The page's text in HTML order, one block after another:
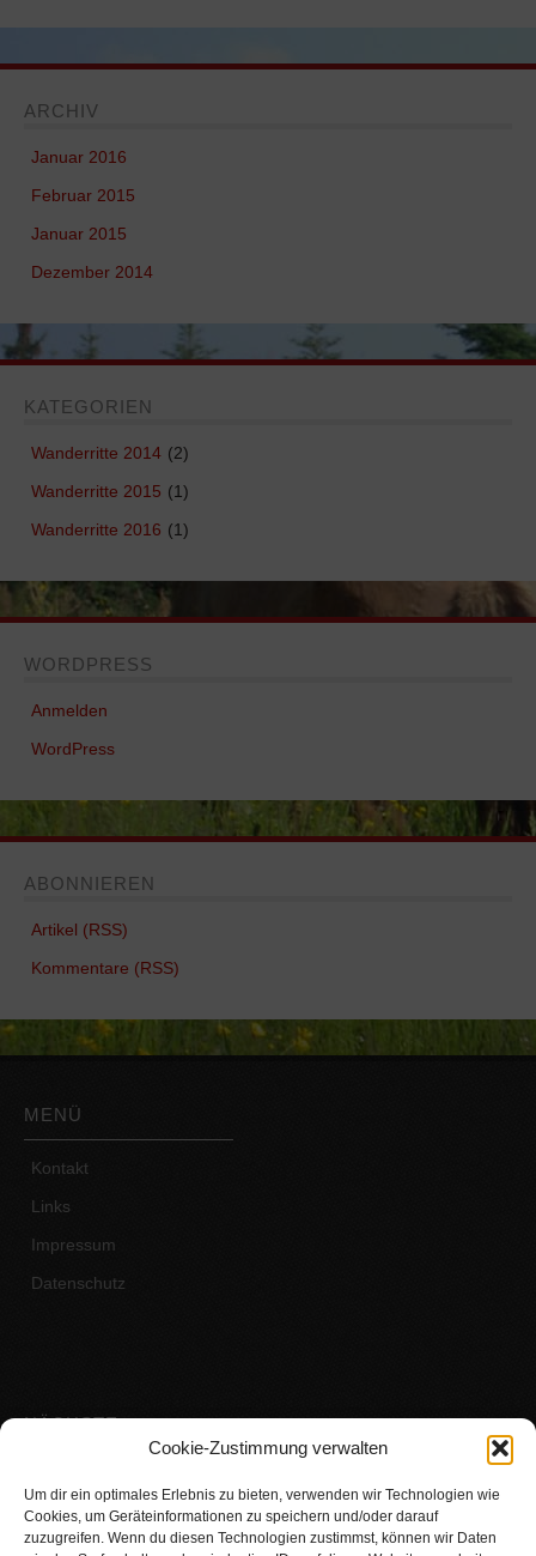
Cookie-Zustimmung verwalten
Um dir ein optimales Erlebnis zu bieten, verwenden wir Technologien wie
Cookies, um Geräteinformationen zu speichern und/oder darauf
zuzugreifen. Wenn du diesen Technologien zustimmst, können wir Daten
ARCHIV
Januar 2016
Februar 2015
Januar 2015
Dezember 2014
KATEGORIEN
Wanderritte 2014 (2)
Wanderritte 2015 (1)
Wanderritte 2016 (1)
WORDPRESS
Anmelden
WordPress
ABONNIEREN
Artikel (RSS)
Kommentare (RSS)
MENÜ
Kontakt
Links
Impressum
Datenschutz
NÄCHSTE
VERANSTALTUNG
Esel und Naturkunst